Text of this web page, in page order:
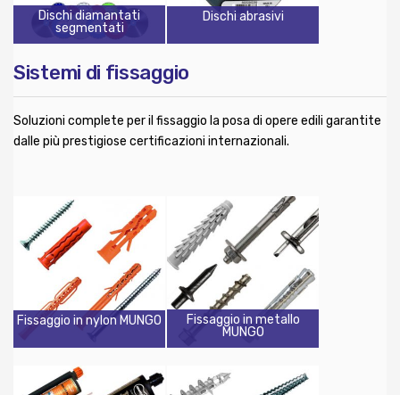
Dischi diamantati
segmentati
Dischi abrasivi
Sistemi di fissaggio
Soluzioni complete per il fissaggio la posa di opere edili garantite
dalle più prestigiose certificazioni internazionali.
Fissaggio in nylon MUNGO
Fissaggio in metallo
MUNGO